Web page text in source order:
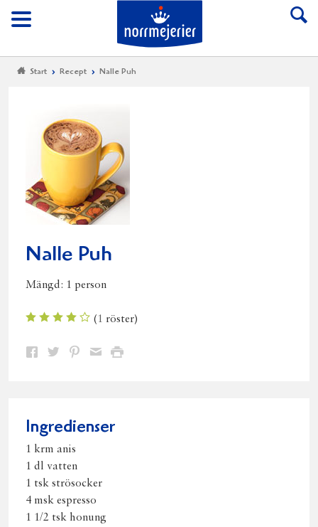
Meny
Till Norrmejerier
Start Recept Nalle Puh
Nalle Puh
Mängd: 1 person
(1 röster)
Dela Dela Dela DelaSkriv
Ingredienser
1 krm anis
1 dl vatten
1 tsk strösocker
4 msk espresso
1 1/2 tsk honung